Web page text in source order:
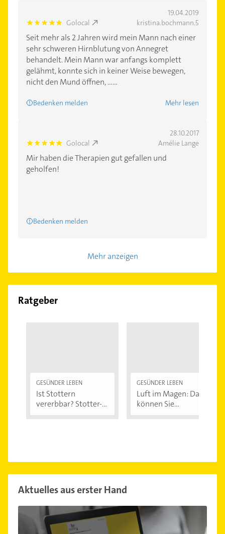
19.04.2019
5.0 Golocal kristina.bochmann.5
Seit mehr als 2 Jahren wird mein Mann nach einer
sehr schweren Hirnblutung von Annegret
behandelt. Mein Mann war anfangs komplett
gelähmt, konnte sich in keiner Weise bewegen,
nicht den Mund öffnen, ......
Bedenken melden Mehr lesen
28.10.2017
5.0 Golocal Amélie Lange
Mir haben die Therapien gut gefallen und
geholfen!
Bedenken melden
Mehr anzeigen
Ratgeber
GESÜNDER LEBEN
Ist Stottern
vererbbar? Stotter-
GESÜNDER LEBEN
Luft im Magen: Das
können Sie...
Aktuelles aus erster Hand